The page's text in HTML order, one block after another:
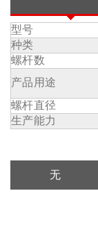
型号
种类
螺杆数
产品用途
螺杆直径
生产能力
无